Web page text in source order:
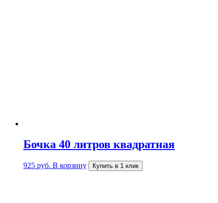
Бочка 40 литров квадратная
925 руб. В корзину Купить в 1 клик